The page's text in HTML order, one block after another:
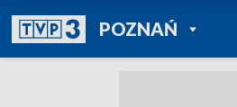
POZNAŃPOWRÓT DO
TVP REGIONY